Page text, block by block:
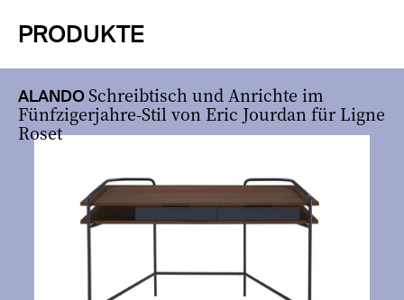
PRODUKTE
ALANDOSchreibtisch und Anrichte im
Fünfzigerjahre-Stil von Eric Jourdan für Ligne
Roset